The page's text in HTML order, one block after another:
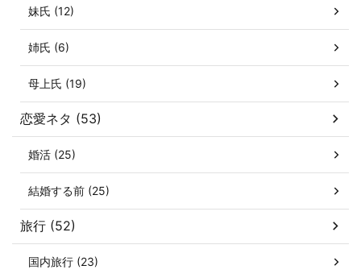
妹氏 (12)
姉氏 (6)
母上氏 (19)
恋愛ネタ (53)
婚活 (25)
結婚する前 (25)
旅行 (52)
国内旅行 (23)